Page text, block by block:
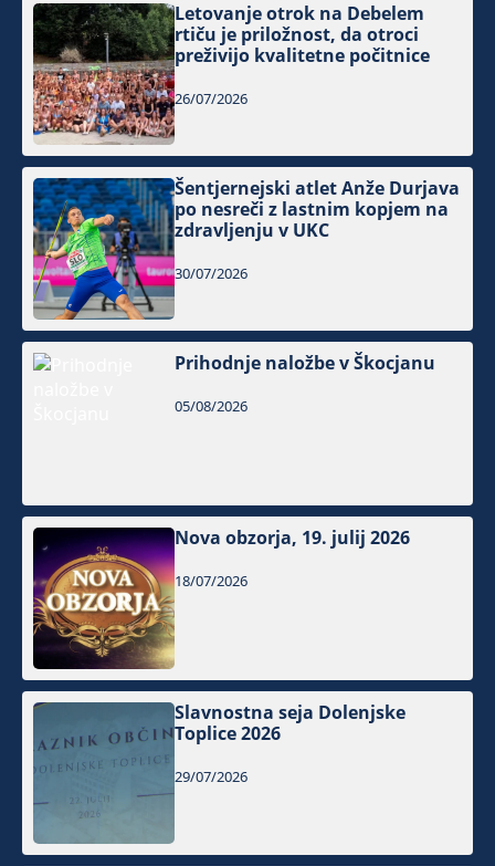
Letovanje otrok na Debelem
rtiču je priložnost, da otroci
preživijo kvalitetne počitnice
26/07/2026
Šentjernejski atlet Anže Durjava
po nesreči z lastnim kopjem na
zdravljenju v UKC
30/07/2026
Prihodnje naložbe v Škocjanu
05/08/2026
Nova obzorja, 19. julij 2026
18/07/2026
Slavnostna seja Dolenjske
Toplice 2026
29/07/2026